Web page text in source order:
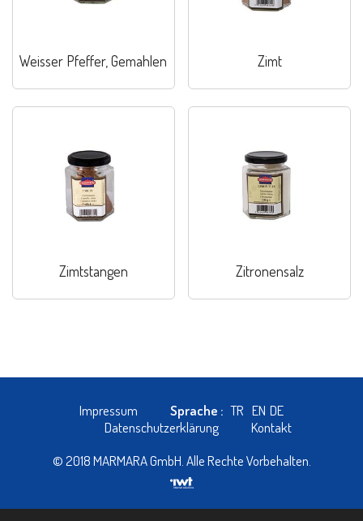
Weisser Pfeffer, Gemahlen Zimt
Zimtstangen Zitronensalz
Impressum Sprache : TR EN DE
Datenschutzerklärung
Kontakt
© 2018 MARMARA GmbH. Alle Rechte Vorbehalten.